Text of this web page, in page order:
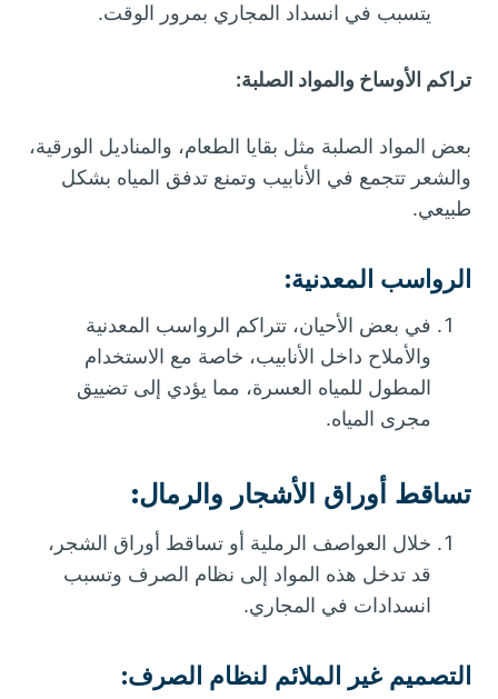
يتسبب في انسداد المجاري بمرور الوقت.
تراكم الأوساخ والمواد الصلبة:
بعض المواد الصلبة مثل بقايا الطعام، والمناديل الورقية،
والشعر تتجمع في الأنابيب وتمنع تدفق المياه بشكل
طبيعي.
الرواسب المعدنية:
في بعض الأحيان، تتراكم الرواسب المعدنية
والأملاح داخل الأنابيب، خاصة مع الاستخدام
المطول للمياه العسرة، مما يؤدي إلى تضييق
مجرى المياه.
تساقط أوراق الأشجار والرمال:
خلال العواصف الرملية أو تساقط أوراق الشجر،
قد تدخل هذه المواد إلى نظام الصرف وتسبب
انسدادات في المجاري.
التصميم غير الملائم لنظام الصرف: